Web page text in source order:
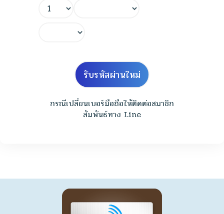
กรณีเปลี่ยนเบอร์มือถือให้ติดต่อสมาชิก
สัมพันธ์ทาง Line